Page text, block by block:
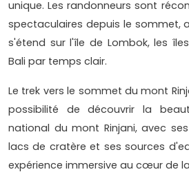
unique. Les randonneurs sont
spectaculaires depuis le sommet,
s'étend sur l'île de Lombok, les
Bali par temps clair.
Le trek vers le sommet du mont
possibilité de découvrir la
national du mont Rinjani, avec
lacs de cratère et ses sources
expérience immersive au cœur de